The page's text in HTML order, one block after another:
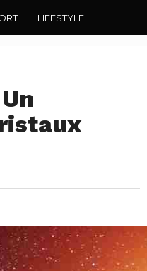
LIFESTYLE